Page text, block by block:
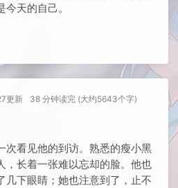
天的自己。
更新 38 分钟读完 (大约5643个字)
次看见他的到访。熟悉的瘦小黑
，长着一张难以忘却的脸。他也
几下眼睛；她也注意到了，止不